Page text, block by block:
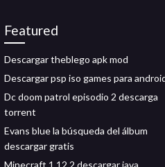
Featured
Descargar theblego apk mod
Descargar psp iso games para
Dc doom patrol episodio 2 descarga
torrent
Evans blue la búsqueda del álbum
descargar gratis
Minecraft 1.12.2 descargar java